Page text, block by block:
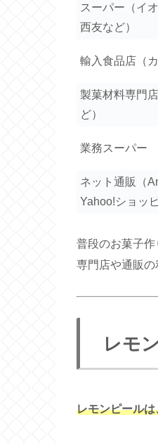
スーパー（イ
西友など）
輸入食品店（
製菓材料専門
ど）
業務スーパー
ネット通販（
Yahoo!ショッ
普段のお菓子
専門店や通販の
レモ
レモンピール